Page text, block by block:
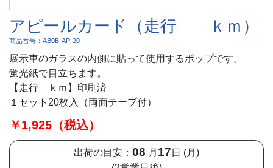
アピールカード（走行 ｋｍ）
商品番号：AB0B-AP-20
展示車のガラスの内側に貼って使用するポップです。
蛍光紙で目立ちます。
【走行 ｋｍ】印刷済
１セット20枚入（両面テープ付）
￥1,925（税込）
出荷の目安： 08 月 17 日 (月)